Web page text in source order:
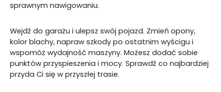
sprawnym nawigowaniu.
Wejdź do garażu i ulepsz swój pojazd. Zmień opony,
kolor blachy, napraw szkody po ostatnim wyścigu i
wspomóż wydajność maszyny. Możesz dodać sobie
punktów przyspieszenia i mocy. Sprawdź co najbardziej
przyda Ci się w przyszłej trasie.